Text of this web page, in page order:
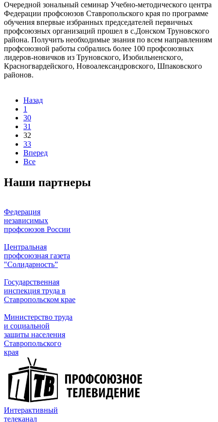
Очередной зональный семинар Учебно-методического центра
Федерации профсоюзов Ставропольского края по программе
обучения впервые избранных председателей первичных
профсоюзных организаций прошел в с.Донском Труновского
района. Получить необходимые знания по всем направлениям
профсоюзной работы собрались более 100 профсоюзных
лидеров-новичков из Труновского, Изобильненского,
Красногвардейского, Новоалександровского, Шпаковского
районов.
Назад
1
30
31
32
33
Вперед
Все
Наши партнеры
Федерация
независимых
профсоюзов России
Центральная
профсоюзная газета
"Солидарность”
Государственная
инспекция труда в
Ставропольском крае
Министерство труда
и социальной
защиты населения
Ставропольского
края
Интерактивный
телеканал